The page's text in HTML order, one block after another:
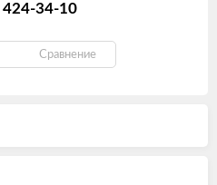
424-34-10
Сравнение